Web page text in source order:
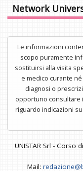
Network
Le informazioni
scopo puramente
sostituirsi alla visita
e medico curante
diagnosi o
opportuno consultare
riguardo indicazioni
UNISTAR Srl - Corso
Mail: